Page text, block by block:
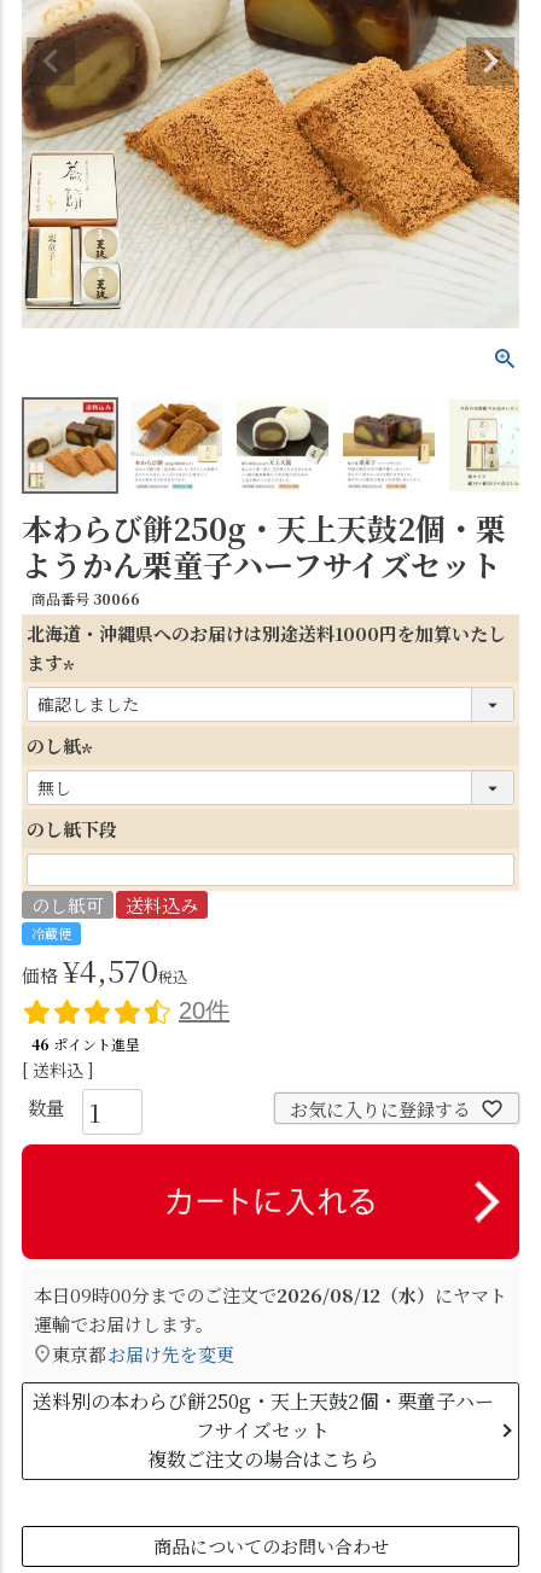
本わらび餅250g・天上天鼓2個・栗
ようかん栗童子ハーフサイズセット
商品番号 30066
北海道・沖縄県へのお届けは別途送料1000円を加算いたし
ます
(
必
須
)
のし紙
必
須
のし紙下段
のし紙可 送料込み
冷蔵便
価格¥4,570税込
20件
46 ポイント進呈
送料込
お気に入りに登録する
本日09時00分までのご注文で2026/08/12（水） にヤマト
運輸でお届けします。
東京都お届け先を変更
送料別の本わらび餅250g・天上天鼓2個・栗童子ハー
フサイズセット
複数ご注文の場合はこちら
商品についてのお問い合わせ